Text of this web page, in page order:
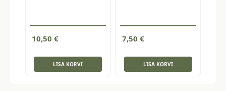
10,50 €
LISA KORVI
7,50 €
LISA KORVI